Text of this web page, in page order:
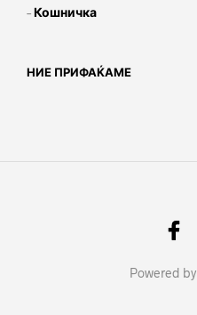
–Кошничка
НИЕ ПРИФАЌАМЕ
Powered by